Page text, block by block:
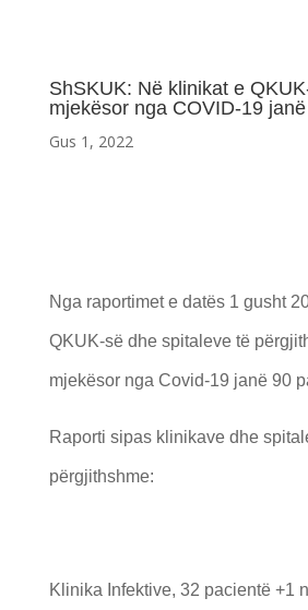
ShSKUK: Në klinikat e
mjekësor nga COVID-19
Gus 1, 2022
Nga raportimet e datës 1 gusht
QKUK-së dhe spitaleve të
mjekësor nga Covid-19 janë 90
Raporti sipas klinikave dhe
përgjithshme:
Klinika Infektive, 32 pacientë +1